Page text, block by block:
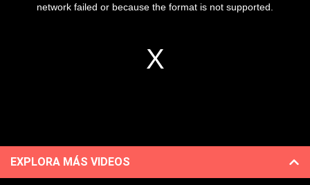
network failed or because the format is not supported.
EXPLORA MÁS VIDEOS